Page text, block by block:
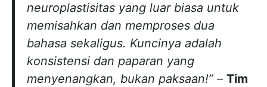
neuroplastisitas yang luar biasa untuk
memisahkan dan memproses dua
bahasa sekaligus. Kuncinya adalah
konsistensi dan paparan yang
menyenangkan, bukan paksaan!” – Tim